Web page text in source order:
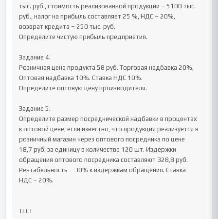
тыс. руб., стоимость реализованной продукции – 5100 тыс.
руб., налог на прибыль составляет 25 %, НДС – 20%,
возврат кредита – 250 тыс. руб.
Определите чистую прибыль предприятия.
Задание 4.
Розничная цена продукта 58 руб. Торговая надбавка 20%.
Оптовая надбавка 10%. Ставка НДС 10%.
Определите оптовую цену производителя.
Задание 5.
Определите размер посреднической надбавки в процентах
к оптовой цене, если известно, что продукция реализуется в
розничный магазин через оптового посредника по цене
18,7 руб. за единицу в количестве 120 шт. Издержки
обращения оптового посредника составляют 328,8 руб.
Рентабельность – 30% к издержкам обращения. Ставка
НДС – 20%.
ТЕСТ